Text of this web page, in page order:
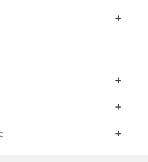
+
+
+
+